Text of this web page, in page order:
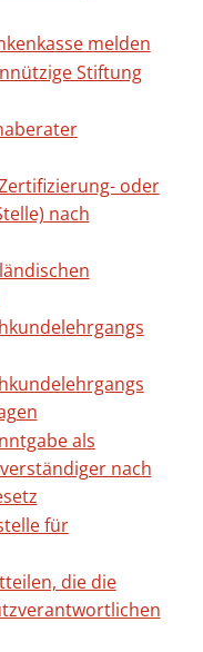
melden
Stiftung
oder
nach
als
nach
für
die die